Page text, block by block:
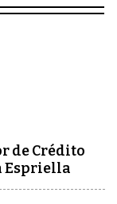
de Crédito
Espriella